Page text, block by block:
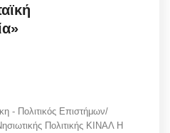
- Πολιτικός Επιστήμων/
Πολιτικής ΚΙΝΑΛ Η